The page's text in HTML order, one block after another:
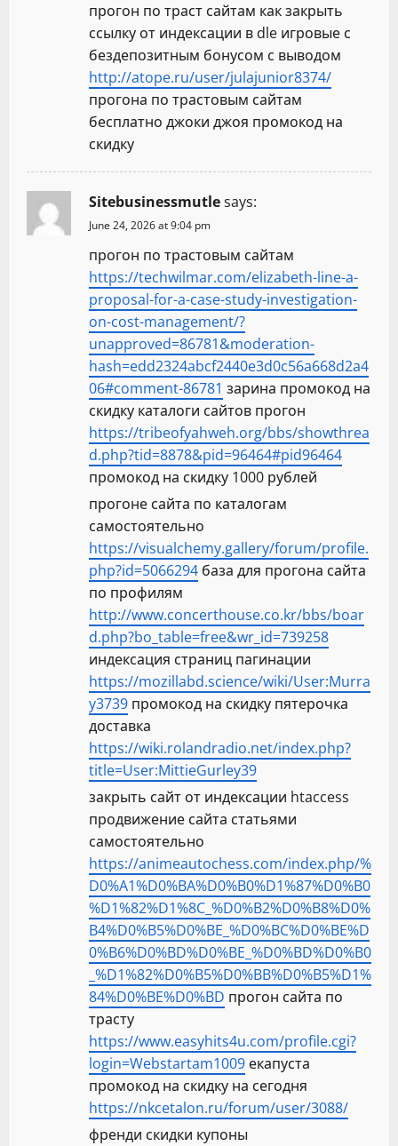
прогон по траст сайтам как закрыть
ссылку от индексации в dle игровые с
бездепозитным бонусом с выводом
http://atope.ru/user/julajunior8374/
прогона по трастовым сайтам
бесплатно джоки джоя промокод на
скидку
Sitebusinessmutlesays:
June 24, 2026 at 9:04 pm
прогон по трастовым сайтам
https://techwilmar.com/elizabeth-line-a-
proposal-for-a-case-study-investigation-
on-cost-management/?
unapproved=86781&moderation-
hash=edd2324abcf2440e3d0c56a668d2a4
06#comment-86781 зарина промокод на
скидку каталоги сайтов прогон
https://tribeofyahweh.org/bbs/showthrea
d.php?tid=8878&pid=96464#pid96464
промокод на скидку 1000 рублей
прогоне сайта по каталогам
самостоятельно
https://visualchemy.gallery/forum/profile.
php?id=5066294 база для прогона сайта
по профилям
http://www.concerthouse.co.kr/bbs/boar
d.php?bo_table=free&wr_id=739258
индексация страниц пагинации
https://mozillabd.science/wiki/User:Murra
y3739 промокод на скидку пятерочка
доставка
https://wiki.rolandradio.net/index.php?
title=User:MittieGurley39
закрыть сайт от индексации htaccess
продвижение сайта статьями
самостоятельно
https://animeautochess.com/index.php/%
D0%A1%D0%BA%D0%B0%D1%87%D0%B0
%D1%82%D1%8C_%D0%B2%D0%B8%D0%
B4%D0%B5%D0%BE_%D0%BC%D0%BE%D
0%B6%D0%BD%D0%BE_%D0%BD%D0%B0
_%D1%82%D0%B5%D0%BB%D0%B5%D1%
84%D0%BE%D0%BD прогон сайта по
трасту
https://www.easyhits4u.com/profile.cgi?
login=Webstartam1009 екапуста
промокод на скидку на сегодня
https://nkcetalon.ru/forum/user/3088/
френди скидки купоны